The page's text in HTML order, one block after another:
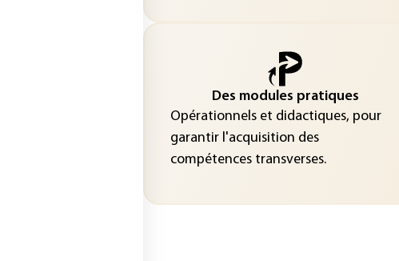
Des modules pratiques
Opérationnels et didactiques, pour
garantir l'acquisition des
compétences transverses.